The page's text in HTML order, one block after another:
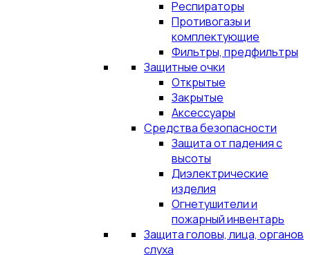
Респираторы
Противогазы и
комплектующие
Фильтры, предфильтры
Защитные очки
Открытые
Закрытые
Аксессуары
Средства безопасности
Защита от падения с
высоты
Диэлектрические
изделия
Огнетушители и
пожарный инвентарь
Защита головы, лица, органов
слуха